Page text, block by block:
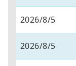
2026/8/5
2026/8/5